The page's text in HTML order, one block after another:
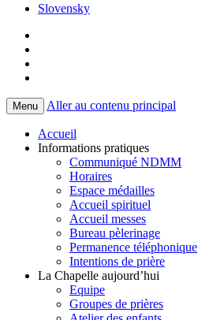
Slovensky
Menu Aller au contenu principal
Accueil
Informations pratiques
Communiqué NDMM
Horaires
Espace médailles
Accueil spirituel
Accueil messes
Bureau pèlerinage
Permanence téléphonique
Intentions de prière
La Chapelle aujourd’hui
Equipe
Groupes de prières